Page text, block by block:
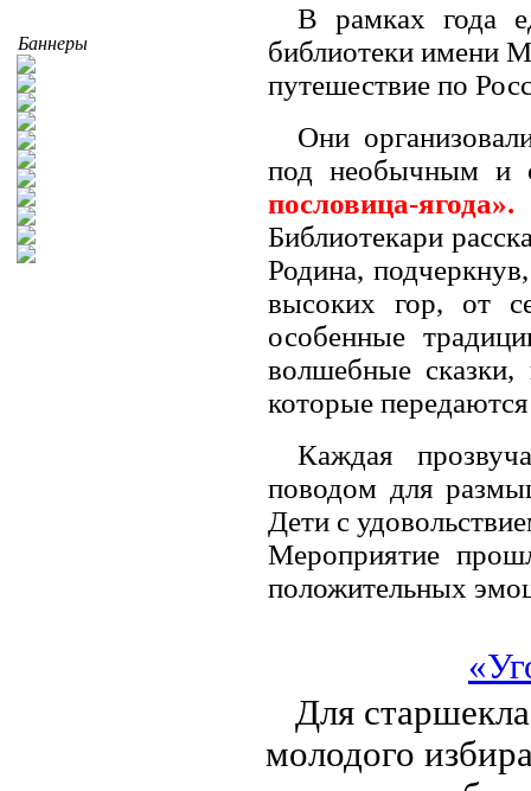
Баннеры
В рамках года
библиотеки имени
путешествие по
Они
под необычным и
пословица-ягода».
Библиотекари
Родина,
высоких гор, от
особенные
волшебные
которые
Каждая
поводом для
Дети с
Мероприятие
положительных
Для
молодого